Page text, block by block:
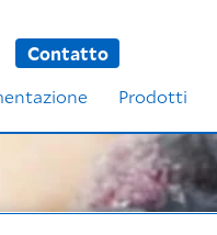
Contatto
Prodotti